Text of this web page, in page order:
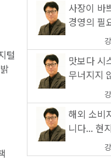
털
사장이 바
경영의 필
맛보다 시
무너지지
해외 소비
니다... 현